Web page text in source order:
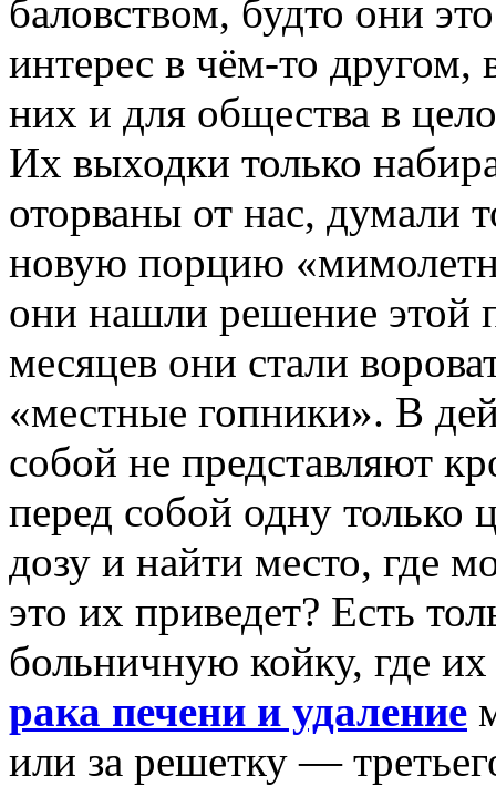
баловством, будто они
интерес в чём-то другом,
них и для общества в
Их выходки только
оторваны от нас, думали
новую порцию
они нашли решение этой
месяцев они стали
«местные гопники». В
собой не представляют
перед собой одну только
дозу и найти место, где
это их приведет? Есть
больничную койку, где
рака печени и удаление
или за решетку —